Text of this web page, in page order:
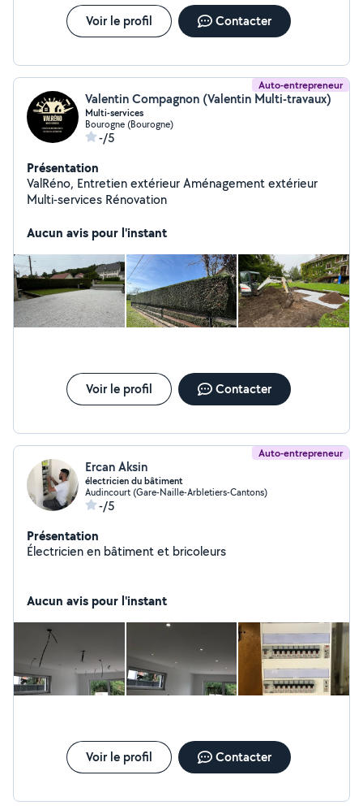
Voir le profil Contacter
Auto-entrepreneur
Valentin Compagnon (Valentin Multi-travaux)
Multi-services
Bourogne (Bourogne)
-/5
Présentation
ValRéno, Entretien extérieur Aménagement extérieur
Multi-services Rénovation
Aucun avis pour l'instant
Voir le profil Contacter
Auto-entrepreneur
Ercan Aksin
électricien du bâtiment
Audincourt (Gare-Naille-Arbletiers-Cantons)
-/5
Présentation
Électricien en bâtiment et bricoleurs
Aucun avis pour l'instant
Voir le profil Contacter